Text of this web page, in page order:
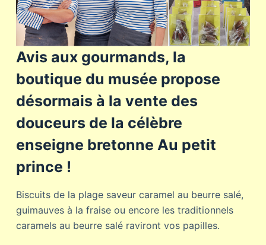
Avis aux gourmands, la
boutique du musée propose
désormais à la vente des
douceurs de la célèbre
enseigne bretonne Au petit
prince !
Biscuits de la plage saveur caramel au beurre salé,
guimauves à la fraise ou encore les traditionnels
caramels au beurre salé raviront vos papilles.